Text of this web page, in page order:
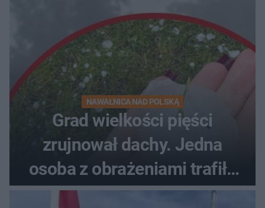
NAWAŁNICA NAD POLSKĄ
Grad wielkości pięści
zrujnował dachy. Jedna
osoba z obrażeniami trafiła
do szpitala